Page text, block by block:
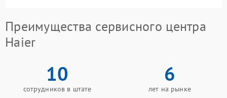
Преимущества сервисного центра
Haier
10
сотрудников в штате
6
лет на рынке